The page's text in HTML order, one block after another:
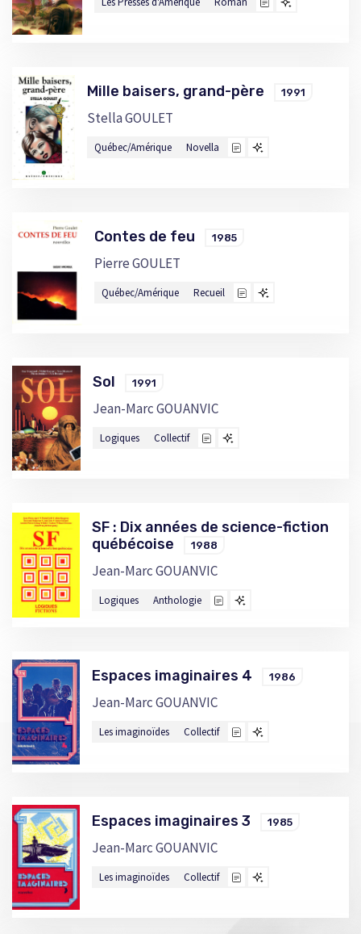
Mille baisers, grand-père 1991
Stella GOULET
Québec/Amérique Novella
Contes de feu 1985
Pierre GOULET
Québec/Amérique Recueil
Sol 1991
Jean-Marc GOUANVIC
Logiques Collectif
SF : Dix années de science-fiction
québécoise
1988
Jean-Marc GOUANVIC
Logiques Anthologie
Espaces imaginaires 4 1986
Jean-Marc GOUANVIC
Les imaginoïdes Collectif
Espaces imaginaires 3 1985
Jean-Marc GOUANVIC
Les imaginoïdes Collectif